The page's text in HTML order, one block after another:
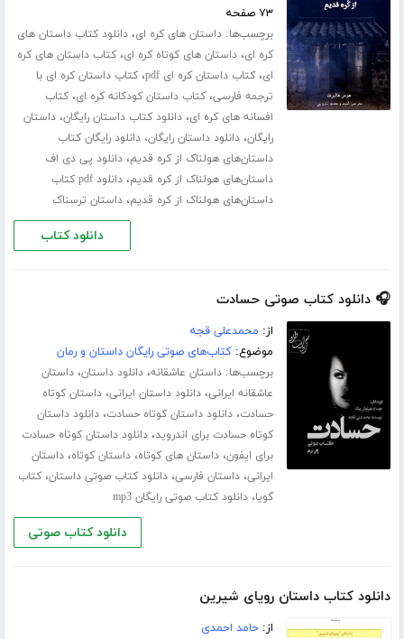
۷۳ صفحه
برچسب‌ها:داستان های کره ای،دانلود کتاب داستان های
کره ای،داستان های کوتاه کره ای،کتاب داستان های کره
ای،کتاب داستان کره ای pdf ،کتاب داستان کره ای با
ترجمه فارسی،کتاب داستان کودکانه کره ای،کتاب
افسانه های کره ای،دانلود کتاب داستان رایگان،داستان
رایگان،دانلود داستان رایگان،دانلود رایگان کتاب
داستان‌های هولناک از کره قدیم،دانلود پی دی اف
داستان‌های هولناک از کره قدیم،
دانلود pdf کتاب
داستان‌های هولناک از کره قدیم،داستان ترسناک
دانلود کتاب
🎧 دانلود کتاب صوتی حسادت
از: محمدعلی قجه
موضوع:کتاب‌های صوتی رایگان داستان و رمان
برچسب‌ها:داستان عاشقانه،دانلود داستان،داستان
عاشقانه ایرانی،دانلود داستان ایرانی،داستان کوتاه
حسادت،دانلود داستان کوتاه حسادت،دانلود داستان
کوتاه حسادت برای اندروید،دانلود داستان کوتاه حسادت
برای ایفون،داستان های کوتاه،داستان کوتاه،داستان
ایرانی،داستان فارسی،دانلود کتاب صوتی داستان،کتاب
گویا،دانلود کتاب صوتی رایگان mp3
دانلود کتاب صوتی
دانلود کتاب داستان رویای شیرین
از:حامد احمدی